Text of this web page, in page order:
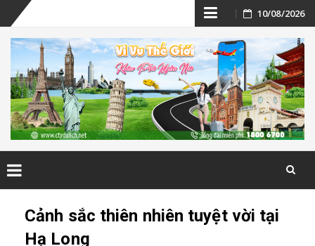
Skip
to
content
10/08/2026
Cảnh sắc thiên nhiên tuyệt vời tại
Hạ Long